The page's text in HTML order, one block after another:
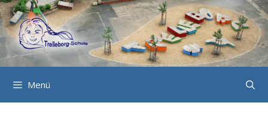
Zum
Inhalt
springen
Menü